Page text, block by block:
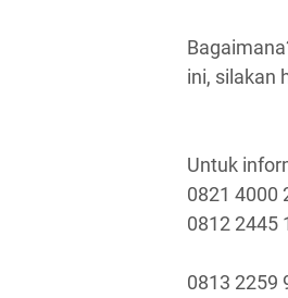
ini, silakan
Untuk
0821 4000
0812 2445
0813 2259